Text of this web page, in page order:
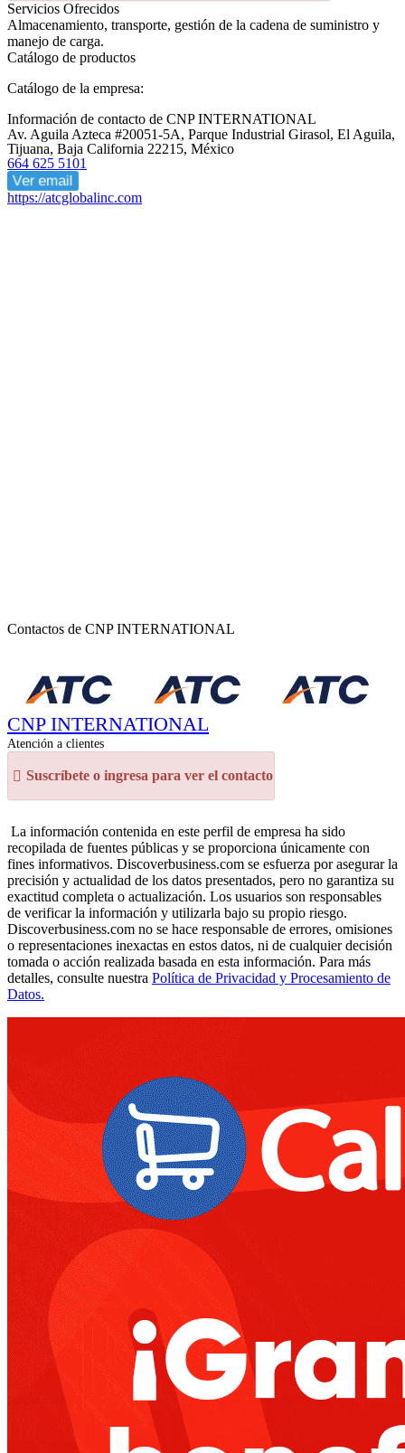
Servicios Ofrecidos
Almacenamiento, transporte, gestión de la cadena de suministro y
manejo de carga.
Catálogo de productos
Catálogo de la empresa:
Información de contacto de CNP INTERNATIONAL
Av. Aguila Azteca #20051-5A, Parque Industrial Girasol, El Aguila,
Tijuana, Baja California 22215, México
664 625 5101
Ver email
https://atcglobalinc.com
Contactos de CNP INTERNATIONAL
CNP INTERNATIONAL
Atención a clientes
Suscríbete o ingresa para ver el contacto
La información contenida en este perfil de empresa ha sido
recopilada de fuentes públicas y se proporciona únicamente con
fines informativos. Discoverbusiness.com se esfuerza por asegurar la
precisión y actualidad de los datos presentados, pero no garantiza su
exactitud completa o actualización. Los usuarios son responsables
de verificar la información y utilizarla bajo su propio riesgo.
Discoverbusiness.com no se hace responsable de errores, omisiones
o representaciones inexactas en estos datos, ni de cualquier decisión
tomada o acción realizada basada en esta información. Para más
detalles, consulte nuestra Política de Privacidad y Procesamiento de
Datos.